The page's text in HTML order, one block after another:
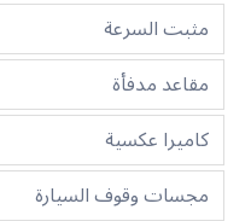
مثبت السرعة
مقاعد مدفأة
كاميرا عكسية
مجسات وقوف السيارة